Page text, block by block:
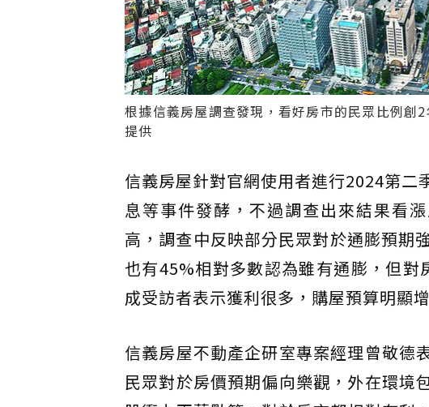
根據信義房屋調查發現，看好房市的民眾比例創
提供
信義房屋針對官網使用者進行2024第
息等事件發酵，不過調查出來結果看
高，調查中反映部分民眾對於通膨預期
也有45%相對多數認為雖有通膨，但
成受訪者表示獲利很多，購屋預算明顯
信義房屋不動產企研室專案經理曾敬德
民眾對於房價預期偏向樂觀，外在環境